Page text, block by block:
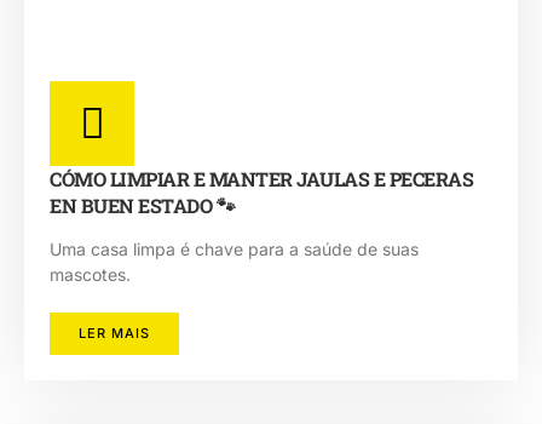
CÓMO LIMPIAR E MANTER JAULAS E PECERAS
EN BUEN ESTADO 🐾
Uma casa limpa é chave para a saúde de suas
mascotes.
LER MAIS